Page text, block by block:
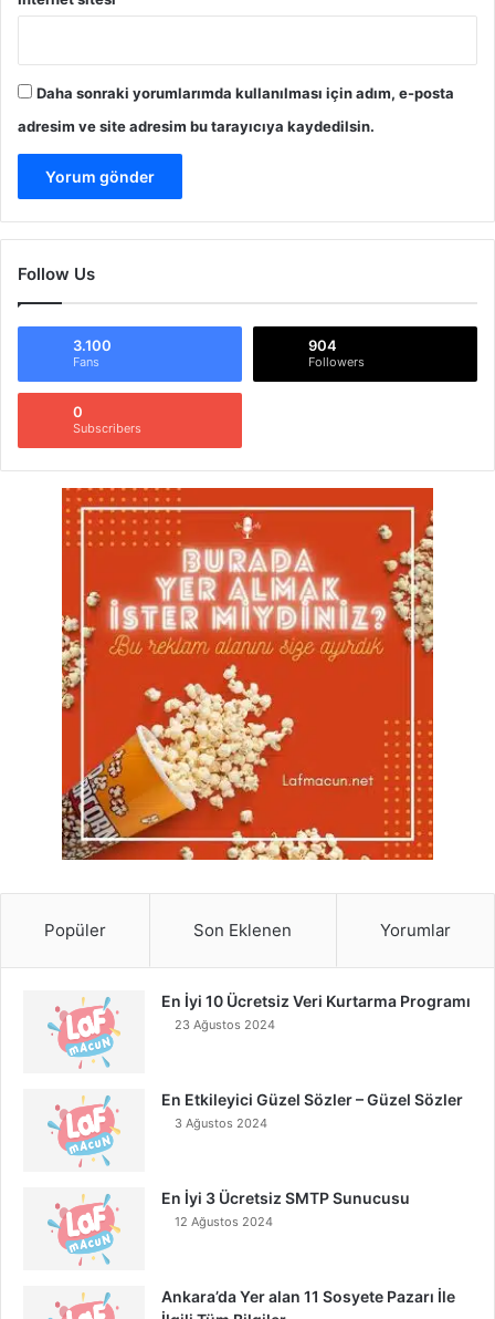
Daha sonraki yorumlarımda kullanılması için adım, e-posta
adresim ve site adresim bu tarayıcıya kaydedilsin.
Follow Us
3.100
Fans
904
Followers
0
Subscribers
Popüler Son Eklenen Yorumlar
En İyi 10 Ücretsiz Veri Kurtarma Programı
23 Ağustos 2024
En Etkileyici Güzel Sözler – Güzel Sözler
3 Ağustos 2024
En İyi 3 Ücretsiz SMTP Sunucusu
12 Ağustos 2024
Ankara’da Yer alan 11 Sosyete Pazarı İle